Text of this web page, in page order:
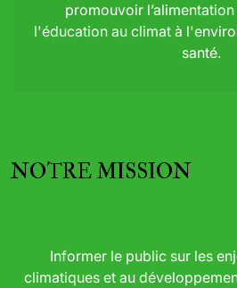
promouvoir
l'éducation au climat à
santé.
NOTRE MISSION
Informer le public sur les
climatiques et au